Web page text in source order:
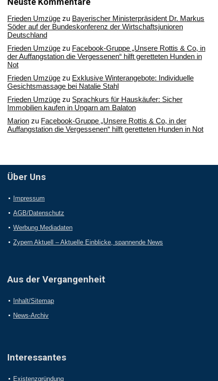
Frieden Umzüge zu Bayerischer Ministerpräsident Dr. Markus
Söder auf der Bundeskonferenz der Wirtschaftsjunioren
Deutschland
Frieden Umzüge zu Facebook-Gruppe „Unsere Rottis & Co, in
der Auffangstation die Vergessenen“ hilft geretteten Hunden in
Not
Frieden Umzüge zu Exklusive Winterangebote: Individuelle
Gesichtsmassage bei Natalie Stahl
Frieden Umzüge zu Sprachkurs für Hauskäufer: Sicher
Immobilien kaufen in Ungarn am Balaton
Marion zu Facebook-Gruppe „Unsere Rottis & Co, in der
Auffangstation die Vergessenen“ hilft geretteten Hunden in Not
Über Uns
Impressum
AGB/Datenschutz
Werbung Mediadaten
Zypern Aktuell – Aktuelle Einblicke, spannende News
Aus der Vergangenheit
Inhalt/Sitemap
News-Archiv
Interessantes
Existenzgründung